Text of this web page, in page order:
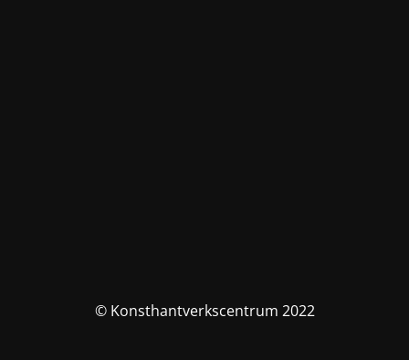
© Konsthantverkscentrum 2022